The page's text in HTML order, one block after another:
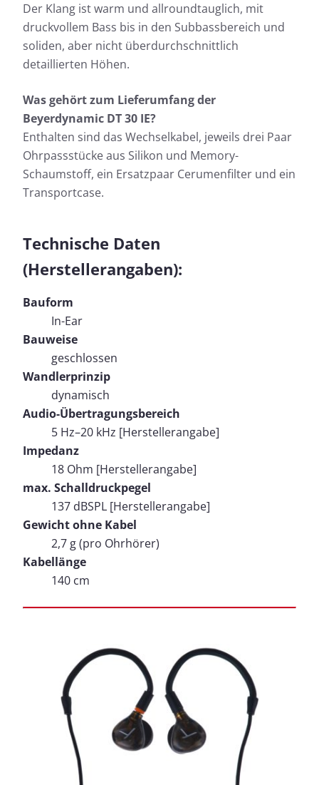
Der Klang ist warm und allroundtauglich, mit
druckvollem Bass bis in den Subbassbereich und
soliden, aber nicht überdurchschnittlich
detaillierten Höhen.
Was gehört zum Lieferumfang der
Beyerdynamic DT 30 IE?
Enthalten sind das Wechselkabel, jeweils drei Paar
Ohrpassstücke aus Silikon und Memory-
Schaumstoff, ein Ersatzpaar Cerumenfilter und ein
Transportcase.
Technische Daten
(Herstellerangaben):
Bauform
In-Ear
Bauweise
geschlossen
Wandlerprinzip
dynamisch
Audio-Übertragungsbereich
5 Hz–20 kHz [Herstellerangabe]
Impedanz
18 Ohm [Herstellerangabe]
max. Schalldruckpegel
137 dBSPL [Herstellerangabe]
Gewicht ohne Kabel
2,7 g (pro Ohrhörer)
Kabellänge
140 cm